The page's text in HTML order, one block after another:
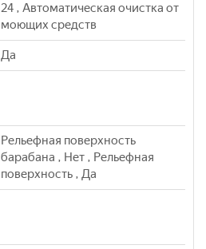
24 , Автоматическая очистка от
моющих средств
Да
Рельефная поверхность
барабана , Нет , Рельефная
поверхность , Да